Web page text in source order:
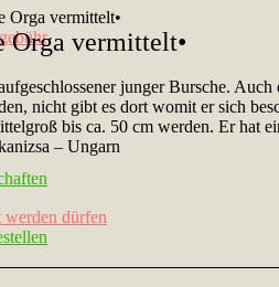
dürfen
Orga vermittelt•
Orga vermittelt•
junger Bursche.
nicht gibt es dort womit er sich
bis ca. 50 cm werden. Er hat
– Ungarn